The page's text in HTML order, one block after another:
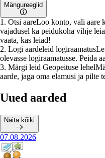
Mängureeglid
1 . Otsi aareLoo konto, vali aare
vajadusel ka peidukoha vihje
vaata, kas leiad!
2. Logi aardeleid logiraamatus
olevasse logiraamatusse. Peida
3. Märgi leid Geopeituse lehel
aarde, jaga oma elamusi ja pilte
Uued aarded
Näita kõiki
07.08.2026